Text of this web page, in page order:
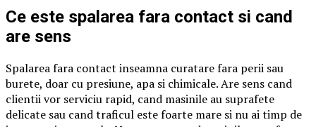
Ce este spalarea fara contact si cand
are sens
Spalarea fara contact inseamna curatare fara perii sau
burete, doar cu presiune, apa si chimicale. Are sens cand
clientii vor serviciu rapid, cand masinile au suprafete
delicate sau cand traficul este foarte mare si nu ai timp de